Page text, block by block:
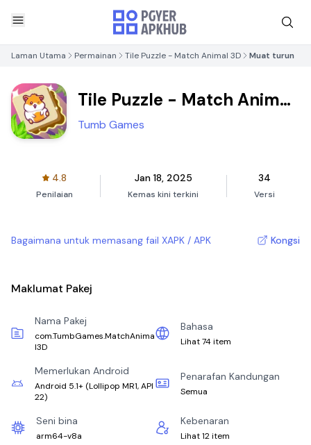
Laman Utama Permainan Tile Puzzle - Match Animal 3D Muat turun
Tile Puzzle - Match Animal
3D
Tumb Games
4.8
Penilaian
Jan 18, 2025
Kemas kini terkini
34
Versi
Bagaimana untuk memasang fail XAPK / APK Kongsi
Maklumat Pakej
Nama Pakej
com.TumbGames.MatchAnima
l3D
Bahasa
Lihat 74 item
Memerlukan Android
Android 5.1+ (Lollipop MR1, API
22)
Penarafan Kandungan
Semua
Seni bina
arm64-v8a
Kebenaran
Lihat 12 item